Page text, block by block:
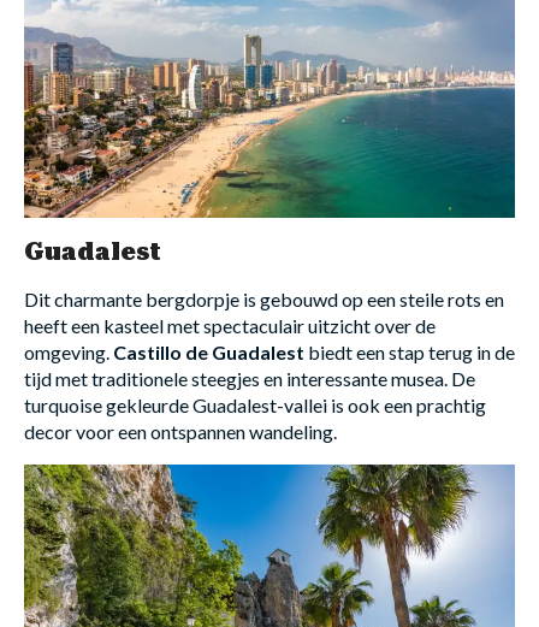
Guadalest
Dit charmante bergdorpje is gebouwd op een steile rots en
heeft een kasteel met spectaculair uitzicht over de
omgeving. Castillo de Guadalest biedt een stap terug in de
tijd met traditionele steegjes en interessante musea. De
turquoise gekleurde Guadalest-vallei is ook een prachtig
decor voor een ontspannen wandeling.